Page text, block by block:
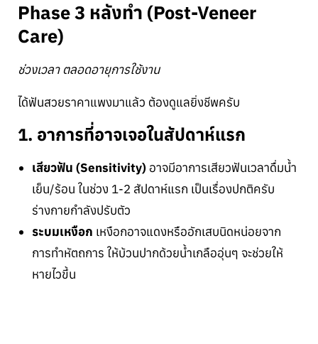
Phase 3 หลังทำ (Post-Veneer
Care)
ช่วงเวลา ตลอดอายุการใช้งาน
ได้ฟันสวยราคาแพงมาแล้ว ต้องดูแลยิ่งชีพครับ
1. อาการที่อาจเจอในสัปดาห์แรก
เสียวฟัน (Sensitivity) อาจมีอาการเสียวฟันเวลาดื่มน้ำ
เย็น/ร้อน ในช่วง 1-2 สัปดาห์แรก เป็นเรื่องปกติครับ
ร่างกายกำลังปรับตัว
ระบมเหงือก เหงือกอาจแดงหรืออักเสบนิดหน่อยจาก
การทำหัตถการ ให้บ้วนปากด้วยน้ำเกลืออุ่นๆ จะช่วยให้
หายไวขึ้น